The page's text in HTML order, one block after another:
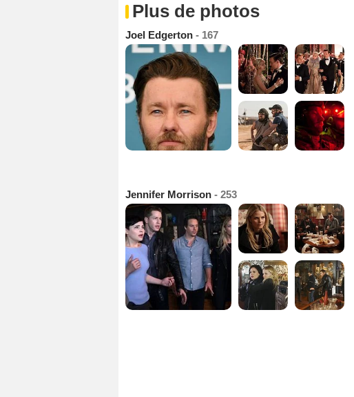
Plus de photos
Joel Edgerton - 167
Jennifer Morrison - 253